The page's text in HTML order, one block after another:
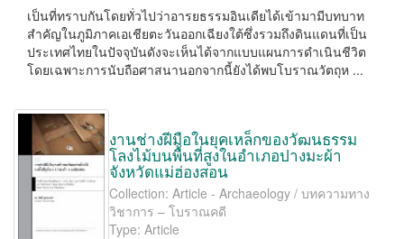
เป็นที่ทราบกันโดยทั่วไปว่าอารยธรรมอินเดียได้เข้ามามีบทบาท
สำคัญในภูมิภาคเอเชียตะวันออกเฉียงใต้ซึ่งรวมถึงดินแดนที่เป็น
ประเทศไทยในปัจจุบันดังจะเห็นได้จากแบบแผนการดำเนินชีวิต
โดยเฉพาะการนับถือศาสนานอกจากนี้ยังได้พบโบราณวัตถุห ...
งานช่างฝีมือในยุคเหล็กของวัฒนธรรม
โลงไม้บนพื้นที่สูงในอำเภอปางมะผ้า
จังหวัดแม่ฮ่องสอน
Collection: Article - Archaeology / บทความทาง
วิชาการ – โบราณคดี
Type: Article